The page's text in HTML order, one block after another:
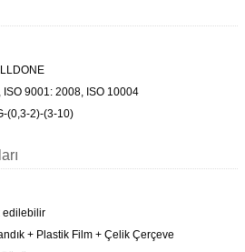
ISO 9001: 2008, ISO 10004
(0,3-2)-(3-10)
edilebilir
+ Plastik Film + Çelik Çerçeve